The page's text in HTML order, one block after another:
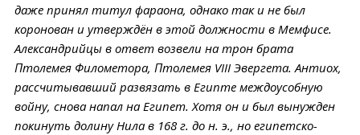
даже принял титул фараона, однако так и не был
коронован и утверждён в этой должности в Мемфисе.
Александрийцы в ответ возвели на трон брата
Птолемея Филометора, Птолемея VIII Эвергета. Антиох,
рассчитывавший развязать в Египте междоусобную
войну, снова напал на Египет. Хотя он и был вынужден
покинуть долину Нила в 168 г. до н. э., но египетско-